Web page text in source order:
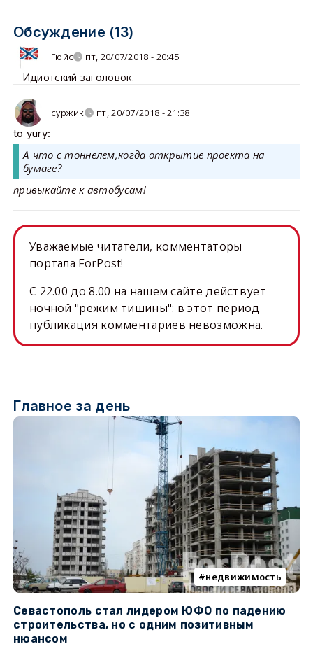
Обсуждение (13)
Гюйс пт, 20/07/2018 - 20:45
Идиотский заголовок.
суржик пт, 20/07/2018 - 21:38
to yury:
А что с тоннелем,когда открытие проекта на
бумаге?
привыкайте к автобусам!
Уважаемые читатели, комментаторы
портала ForPost!
C 22.00 до 8.00 на нашем сайте действует
ночной "режим тишины": в этот период
публикация комментариев невозможна.
Главное за день
недвижимость
Севастополь стал лидером ЮФО по падению
строительства, но с одним позитивным
нюансом